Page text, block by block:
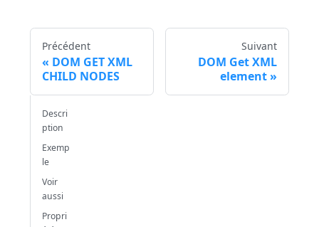
Précédent
DOM GET XML
CHILD NODES
Suivant
DOM Get XML
element
Descri
ption
Exemp
le
Voir
aussi
Propri